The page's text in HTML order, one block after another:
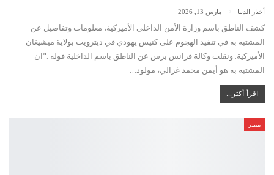
أخبار الدنيا مارس 13, 2026
كشف الناطق باسم وزارة الأمن الداخلي الأميركية، معلومات وتفاصيل عن
المشتبه به في تنفيذ الهجوم على كنيس يهودي في ديترويت بولاية ميشيغان
الأميركية. ونقلت وكالة فرانس برس عن الناطق باسم الداخلية قوله ."ان
المشتبه به هو أيمن محمد غزالي، مولود…
اقرأ أكثر...
مميز